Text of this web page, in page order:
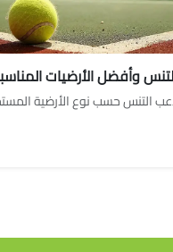
وأفضل الأرضيات
التنس حسب نوع الأرضية